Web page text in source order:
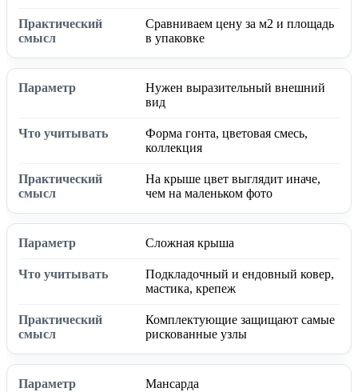
Сравниваем цену за м2 и площадь
в упаковке
Нужен выразительный внешний
вид
Форма гонта, цветовая смесь,
коллекция
На крыше цвет выглядит иначе,
чем на маленьком фото
Сложная крыша
Подкладочный и ендовный ковер,
мастика, крепеж
Комплектующие защищают самые
рискованные узлы
Мансарда